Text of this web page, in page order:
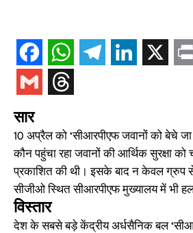
सार
10 अप्रैल को ‘सीआरपीएफ जवानों को बेचे
कौन पहुंचा रहा जवानों की आर्थिक सुरक्षा को
प्रकाशित की थी। इसके बाद न केवल ग्रुप
सीजीओ स्थित सीआरपीएफ मुख्यालय में भी
विस्तार
देश के सबसे बड़े केंद्रीय अर्धसैनिक बल